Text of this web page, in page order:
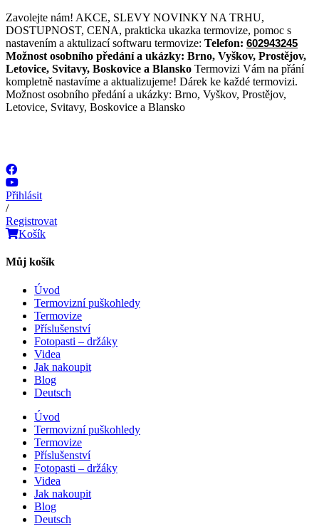
Přejít
k
obsahu
Zavolejte nám! AKCE, SLEVY NOVINKY NA TRHU,
DOSTUPNOST, CENA, prakticka ukazka termovize, pomoc s
nastavením a aktulizací softwaru termovize: Telefon: 602943245
Možnost osobního předání a ukázky: Brno, Vyškov, Prostějov,
Letovice, Svitavy, Boskovice a Blansko Termovizi Vám na přání
kompletně nastavíme a aktualizujeme! Dárek ke každé termovizi.
Možnost osobního předání a ukázky: Brno, Vyškov, Prostějov,
Letovice, Svitavy, Boskovice a Blansko
Přihlásit
/
Registrovat
Košík
Můj košík
Úvod
Termovizní puškohledy
Termovize
Příslušenství
Fotopasti – držáky
Videa
Jak nakoupit
Blog
Deutsch
Úvod
Termovizní puškohledy
Termovize
Příslušenství
Fotopasti – držáky
Videa
Jak nakoupit
Blog
Deutsch